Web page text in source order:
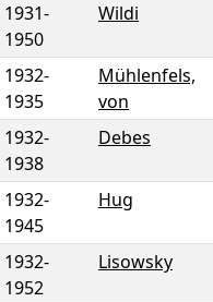
1931-
1950
Wildi
1932-
1935
Mühlenfels,
von
1932-
1938
Debes
1932-
1945
Hug
1932-
1952
Lisowsky